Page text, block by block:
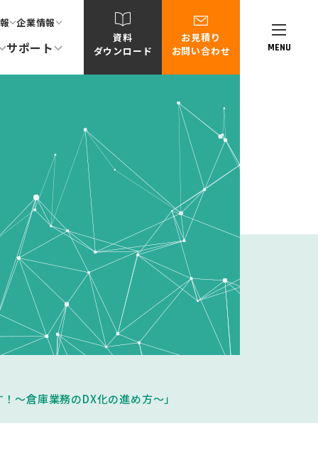
MENU
企業情報
サポート
資料
ダウンロード
お見積り
お問い合わせ
～倉庫業務のDX化の進め方～」